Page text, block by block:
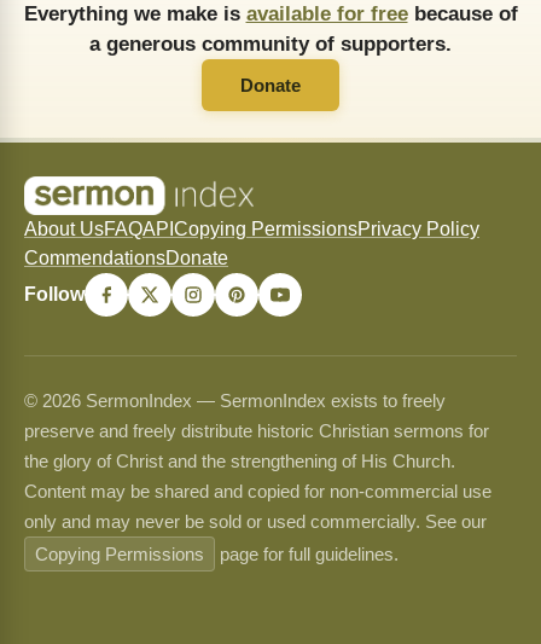
Everything we make is available for freebecause of
a generous community of supporters.
Donate
About UsFAQAPI Copying PermissionsPrivacy Policy
CommendationsDonate
Follow
© 2026 SermonIndex — SermonIndex exists to freely
preserve and freely distribute historic Christian sermons for
the glory of Christ and the strengthening of His Church.
Content may be shared and copied for non-commercial use
only and may never be sold or used commercially. See our
Copying Permissions
page for full guidelines.